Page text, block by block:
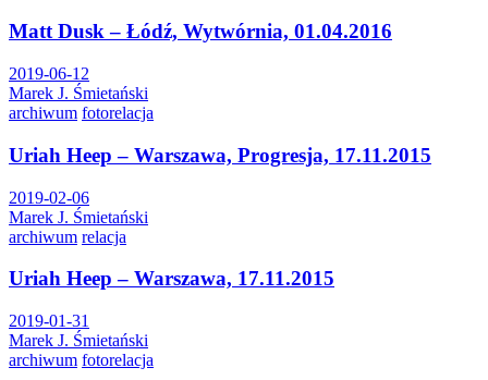
Matt Dusk – Łódź, Wytwórnia, 01.04.2016
2019-06-12
Marek J. Śmietański
archiwum fotorelacja
Uriah Heep – Warszawa, Progresja, 17.11.2015
2019-02-06
Marek J. Śmietański
archiwum relacja
Uriah Heep – Warszawa, 17.11.2015
2019-01-31
Marek J. Śmietański
archiwum fotorelacja